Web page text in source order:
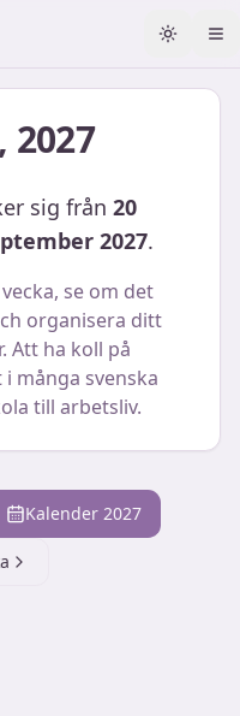
Toggle
, 2027
sig från 20
2027.
se om det
organisera ditt
Att ha koll på
många svenska
till arbetsliv.
Kalender 2027